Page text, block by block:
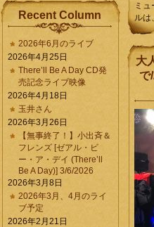
Recent Column
2026年6月のライブ
2026年4月25日
There’ll Be A Day CD発
売記念ライブ映像
2026年4月18日
玉井さん
2026年3月26日
【無事終了！】小出斉＆
フレンズ [ゼアル・ビ
ー・ア・デイ (There’ll
Be A Day)] 3/6/2026
2026年3月8日
2026年3月、4月のライ
ブ予定
2026年2月21日
ミ
ルは、
大
で
動
画
レ
ー
ヤ
ー